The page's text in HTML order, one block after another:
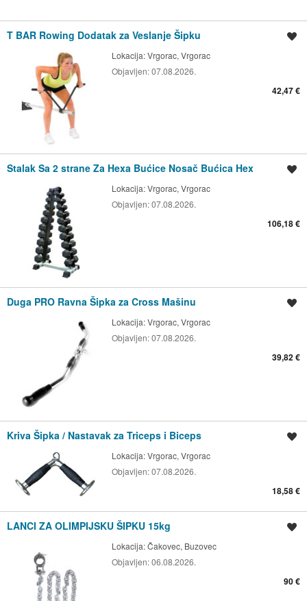
T BAR Rowing Dodatak za Veslanje Šipku
Lokacija:Vrgorac, Vrgorac
Objavljen:07.08.2026.
42,47 €
Stalak Sa 2 strane Za Hexa Bućice Nosač Bućica Hex
Lokacija:Vrgorac, Vrgorac
Objavljen:07.08.2026.
106,18 €
Duga PRO Ravna Šipka za Cross Mašinu
Lokacija:Vrgorac, Vrgorac
Objavljen:07.08.2026.
39,82 €
Kriva Šipka / Nastavak za Triceps i Biceps
Lokacija:Vrgorac, Vrgorac
Objavljen:07.08.2026.
18,58 €
LANCI ZA OLIMPIJSKU ŠIPKU 15kg
Lokacija:Čakovec, Buzovec
Objavljen:06.08.2026.
90 €